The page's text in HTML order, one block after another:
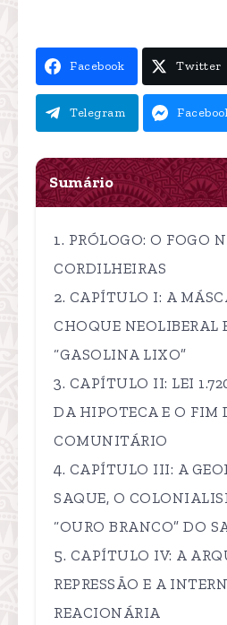
Facebook Twitter
Telegram
Sumário
PRÓLOGO: O FOGO
CORDILHEIRAS
CAPÍTULO I: A
CHOQUE NEOLIBERAL
“GASOLINA LIXO”
CAPÍTULO II: LEI
DA HIPOTECA E O FIM
COMUNITÁRIO
CAPÍTULO III: A
SAQUE, O
“OURO BRANCO” DO
CAPÍTULO IV: A
REPRESSÃO E A
REACIONÁRIA